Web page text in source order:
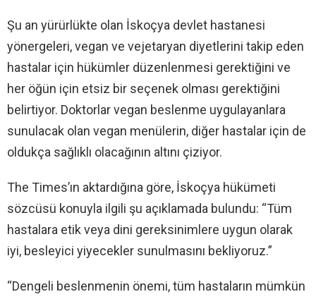
Şu an yürürlükte olan İskoçya devlet hastanesi
yönergeleri, vegan ve vejetaryan diyetlerini takip eden
hastalar için hükümler düzenlenmesi gerektiğini ve
her öğün için etsiz bir seçenek olması gerektiğini
belirtiyor. Doktorlar vegan beslenme uygulayanlara
sunulacak olan vegan menülerin, diğer hastalar için de
oldukça sağlıklı olacağının altını çiziyor.
The Times’ın aktardığına göre, İskoçya hükümeti
sözcüsü konuyla ilgili şu açıklamada bulundu: “Tüm
hastalara etik veya dini gereksinimlere uygun olarak
iyi, besleyici yiyecekler sunulmasını bekliyoruz.”
“Dengeli beslenmenin önemi, tüm hastaların mümkün